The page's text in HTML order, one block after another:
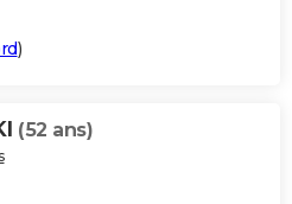
)
(52 ans)